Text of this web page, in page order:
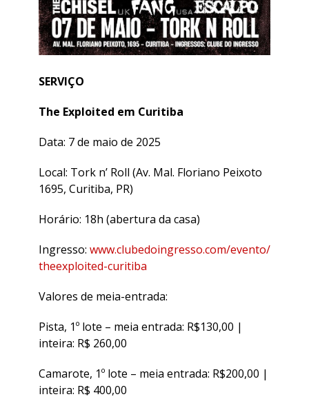
SERVIÇO
The Exploited em Curitiba
Data: 7 de maio de 2025
Local: Tork n’ Roll (Av. Mal. Floriano Peixoto
1695, Curitiba, PR)
Horário: 18h (abertura da casa)
Ingresso: www.clubedoingresso.com/evento/
theexploited-curitiba
Valores de meia-entrada:
Pista, 1º lote – meia entrada: R$130,00 |
inteira: R$ 260,00
Camarote, 1º lote – meia entrada: R$200,00 |
inteira: R$ 400,00